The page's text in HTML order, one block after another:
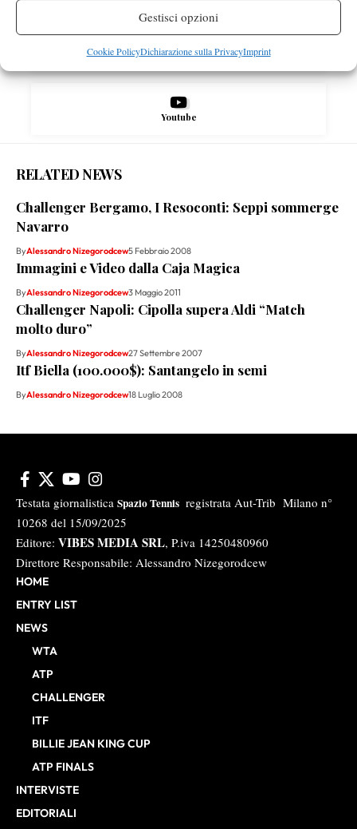
Gestisci opzioni
Cookie PolicyDichiarazione sulla PrivacyImprint
Instagram
Youtube
RELATED NEWS
Challenger Bergamo, I Resoconti: Seppi sommerge
Navarro
ByAlessandro Nizegorodcew5 Febbraio 2008
Immagini e Video dalla Caja Magica
ByAlessandro Nizegorodcew3 Maggio 2011
Challenger Napoli: Cipolla supera Aldi “Match
molto duro”
ByAlessandro Nizegorodcew27 Settembre 2007
Itf Biella (100.000$): Santangelo in semi
ByAlessandro Nizegorodcew18 Luglio 2008
Testata giornalistica Spazio Tennis registrata Aut-Trib Milano n°
10268 del 15/09/2025
Editore: VIBES MEDIA SRL, P.iva 14250480960
Direttore Responsabile: Alessandro Nizegorodcew
HOME
ENTRY LIST
NEWS
WTA
ATP
CHALLENGER
ITF
BILLIE JEAN KING CUP
ATP FINALS
INTERVISTE
EDITORIALI